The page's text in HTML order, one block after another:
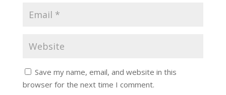
Save my name, email, and website in this
browser for the next time I comment.